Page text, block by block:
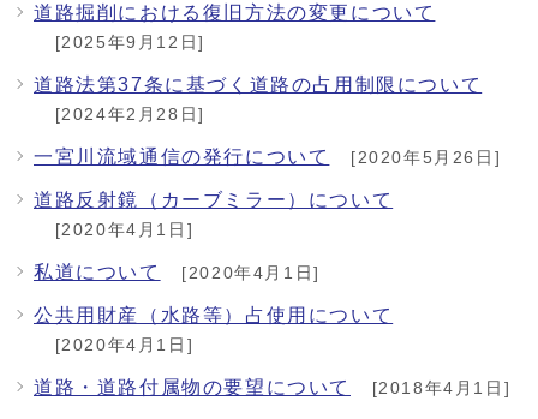
道路掘削における復旧方法の変更について
[2025年9月12日]
道路法第37条に基づく道路の占用制限について
[2024年2月28日]
一宮川流域通信の発行について [2020年5月26日]
道路反射鏡（カーブミラー）について
[2020年4月1日]
私道について [2020年4月1日]
公共用財産（水路等）占使用について
[2020年4月1日]
道路・道路付属物の要望について [2018年4月1日]